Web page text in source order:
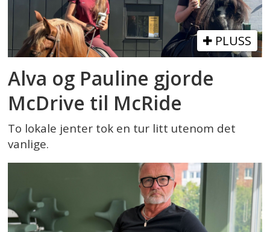
PLUSS
Alva og Pauline gjorde
McDrive til McRide
To lokale jenter tok en tur litt utenom det
vanlige.